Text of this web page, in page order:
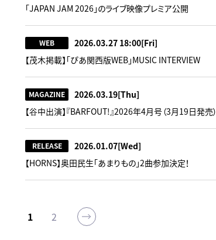
「JAPAN JAM 2026」のライブ映像プレミア公開
WEB 2026.03.27 18:00[Fri]
【茂木掲載】「ぴあ関西版WEB」MUSIC INTERVIEW
MAGAZINE 2026.03.19[Thu]
【谷中出演】『BARFOUT!』2026年4月号（3月19日発売）
RELEASE 2026.01.07[Wed]
【HORNS】奥田民生「あまりもの」2曲参加決定！
1 2